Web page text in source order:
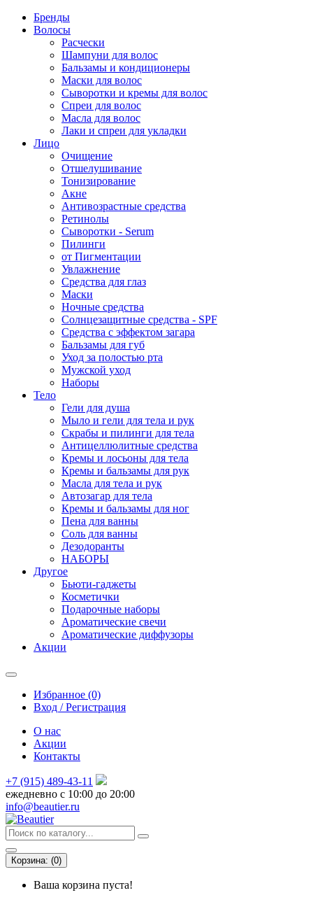
Бренды
Волосы
Расчески
Шампуни для волос
Бальзамы и кондиционеры
Маски для волос
Сыворотки и кремы для волос
Спреи для волос
Масла для волос
Лаки и спреи для укладки
Лицо
Очищение
Отшелушивание
Тонизирование
Акне
Антивозрастные средства
Ретинолы
Сыворотки - Serum
Пилинги
от Пигментации
Увлажнение
Средства для глаз
Маски
Ночные средства
Солнцезащитные средства - SPF
Средства c эффектом загара
Бальзамы для губ
Уход за полостью рта
Мужской уход
Наборы
Тело
Гели для душа
Мыло и гели для тела и рук
Скрабы и пилинги для тела
Антицеллюлитные средства
Кремы и лосьоны для тела
Кремы и бальзамы для рук
Масла для тела и рук
Автозагар для тела
Кремы и бальзамы для ног
Пена для ванны
Соль для ванны
Дезодоранты
НАБОРЫ
Другое
Бьюти-гаджеты
Косметички
Подарочные наборы
Ароматические свечи
Ароматические диффузоры
Акции
Избранное (0)
Вход / Регистрация
О нас
Акции
Контакты
+7 (915) 489-43-11
ежедневно с 10:00 до 20:00
info@beautier.ru
Корзина: (0)
Ваша корзина пуста!